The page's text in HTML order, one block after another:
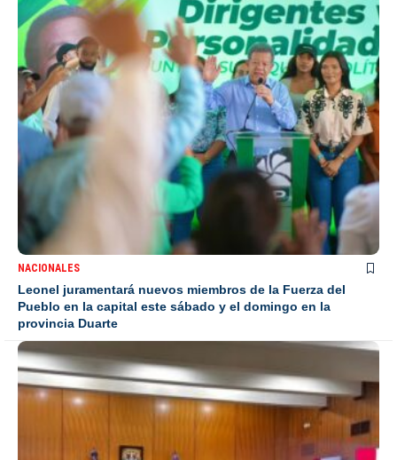
NACIONALES
Leonel juramentará nuevos miembros de la Fuerza del
Pueblo en la capital este sábado y el domingo en la
provincia Duarte